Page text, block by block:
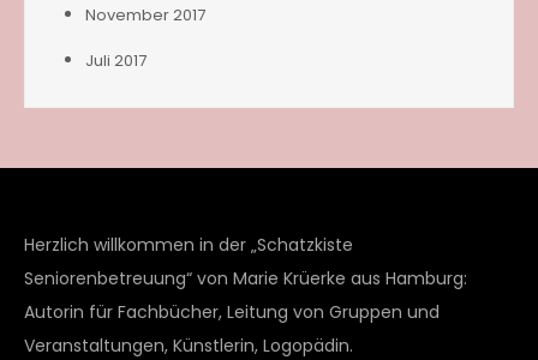
November 2017
Juli 2017
Herzlich willkommen in der „Schatzkiste
Seniorenbetreuung“ von Marie Krüerke aus Hamburg:
Autorin für Fachbücher, Leitung von Gruppen und
Veranstaltungen, Künstlerin, Logopädin.